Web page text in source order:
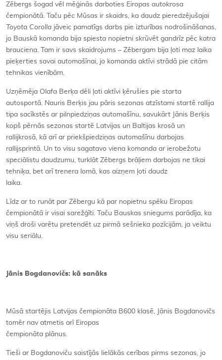
Zēbergs šogad vēl mēģinās darboties Eiropas autokrosa
čempionātā. Taču pēc Mūsas ir skaidrs, ka daudz pieredzējušajai
Toyota Corolla jāveic pamatīgs darbs pie izturības nodrošināšanas,
jo Bauskā komanda bija spiesta nopietni skrūvēt gandrīz pēc katra
brauciena. Tam ir savs skaidrojums – Zēbergam bija ļoti maz laika
pieķerties savai automašīnai, jo komanda aktīvi strādā pie citām
tehnikas vienībām.
Uzņēmēja Olafa Berķa dēli ļoti aktīvi ķērušies pie starta
autosportā. Nauris Berķis jau pāris sezonas atzīstami startē rallija
tipa sacīkstēs ar pilnpiedziņas automašīnu, savukārt Jānis Berķis
kopš pērnās sezonas startē Latvijas un Baltijas krosā un
rallijkrosā, kā arī ar priekšpiedziņas automašīnu darbojas
rallijsprintā. Un to visu sagatavo viena komanda ar ierobežotu
speciālistu daudzumu, turklāt Zēbergs brāļiem darbojas ne tikai
tehniķa, bet arī trenera lomā, kas aizņem ļoti daudz
laika.
Līdz ar to runāt par Zēbergu kā par nopietnu spēku Eiropas
čempionātā ir visai sarežģīti. Taču Bauskas sniegums parādīja, ka
viņš droši varētu pretendēt uz pirmā sešnieka pozīcijām, ja veiktu
visu seriālu.
Jānis Bogdanovičs: kā sanāks
Mūsā startējis Latvijas čempionāta B600 klasē, Jānis Bogdanovičs
tomēr nav atmetis arī Eiropas
čempionāta plānus.
Tieši ar Bogdanoviču saistījās lielākās cerības pirms sezonas, jo